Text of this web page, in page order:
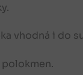
vhodná i do